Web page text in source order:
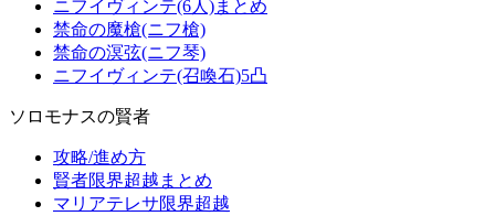
ニフイヴィンテ(6人)まとめ
禁命の魔槍(ニフ槍)
禁命の溟弦(ニフ琴)
ニフイヴィンテ(召喚石)5凸
ソロモナスの賢者
攻略/進め方
賢者限界超越まとめ
マリアテレサ限界超越